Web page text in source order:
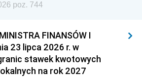
poz. 744
FINANSÓW I
23 lipca 2026 r. w
stawek kwotowych
na rok 2027